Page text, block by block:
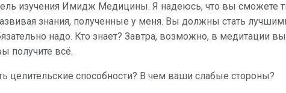
изучения Имидж Медицины. Я надеюсь, что вы сможете
знания, полученные у меня. Вы должны стать
надо. Кто знает? Завтра, возможно, в медитации
получите всё.
целительские способности? В чем ваши слабые стороны?